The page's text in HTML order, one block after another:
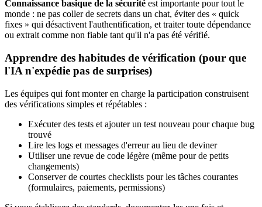
Connaissance basique de la sécurité est importante pour tout le
monde : ne pas coller de secrets dans un chat, éviter des « quick
fixes » qui désactivent l'authentification, et traiter toute dépendance
ou extrait comme non fiable tant qu'il n'a pas été vérifié.
Apprendre des habitudes de vérification (pour que
l'IA n'expédie pas de surprises)
Les équipes qui font monter en charge la participation construisent
des vérifications simples et répétables :
Exécuter des tests et ajouter un test nouveau pour chaque bug
trouvé
Lire les logs et messages d'erreur au lieu de deviner
Utiliser une revue de code légère (même pour de petits
changements)
Conserver de courtes checklists pour les tâches courantes
(formulaires, paiements, permissions)